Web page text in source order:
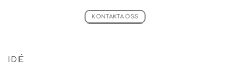
KONTAKTA OSS
IDÉ